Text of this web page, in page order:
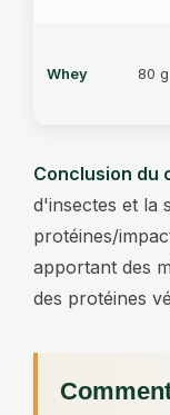
Whey 80 g
Conclusion du
d'insectes et la
protéines/
apportant des
des protéines